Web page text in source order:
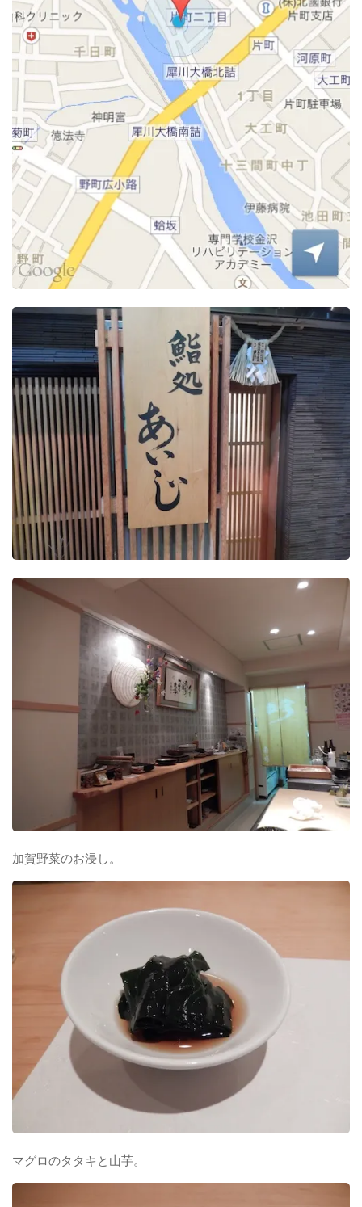
加賀野菜のお浸し。
マグロのタタキと山芋。